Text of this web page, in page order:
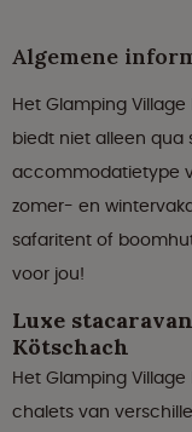
Algemene
Het Glamping
biedt niet alleen qua
accommodatietype
zomer- en
safaritent of
voor jou!
Luxe
Kötschach
Het Glamping
chalets van